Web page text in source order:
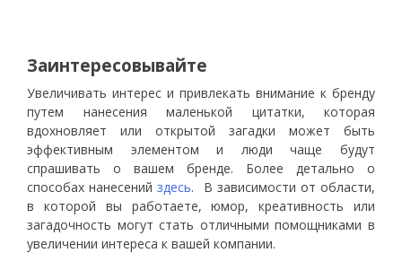
Заинтересовывайте
Увеличивать интерес и привлекать внимание к бренду
путем нанесения маленькой цитатки, которая
вдохновляет или открытой загадки может быть
эффективным элементом и люди чаще будут
спрашивать о вашем бренде. Более детально о
способах нанесенийздесь.
В зависимости от области,
в которой вы работаете, юмор, креативность или
загадочность могут стать отличными помощниками в
увеличении интереса к вашей компании.